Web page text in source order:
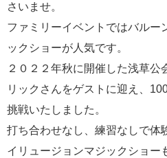
さいませ。
ファミリーイベントではバルー
ックショーが人気です。
２０２２年秋に開催した浅草公
リックさんをゲストに迎え、
挑戦いたしました。
打ち合わせなし、練習なしで体
イリュージョンマジックショー